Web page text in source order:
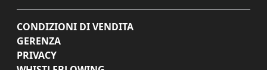
CONDIZIONI DI VENDITA
GERENZA
PRIVACY